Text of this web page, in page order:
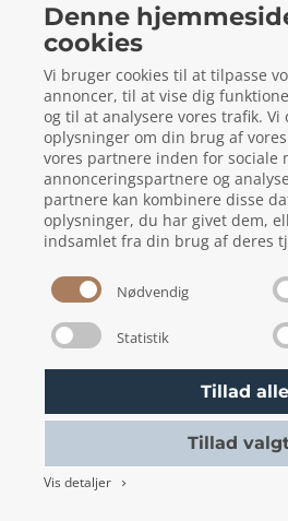
Denne
cookies
Vi bruger cookies til at tilpasse
annoncer, til at vise dig
og til at analysere vores trafik. Vi
oplysninger om din brug af
vores partnere inden for sociale
annonceringspartnere og
partnere kan kombinere disse
oplysninger, du har givet dem,
indsamlet fra din brug af deres
Nødvendig
Statistik
Tillad
Tillad alle
Vis detaljer keyboard_arrow_right
5560
CVR:
local_phoneKontakt
Skift cookie